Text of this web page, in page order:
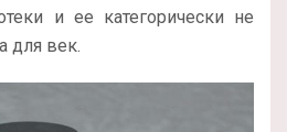
и ее категорически не
для век.